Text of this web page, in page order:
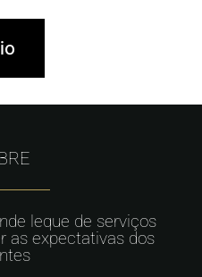
leque de serviços
as expectativas dos